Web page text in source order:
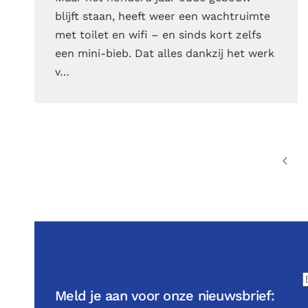
blijft staan, heeft weer een wachtruimte
met toilet en wifi – en sinds kort zelfs
een mini-bieb. Dat alles dankzij het werk
v…
Meld je aan voor onze nieuwsbrief: